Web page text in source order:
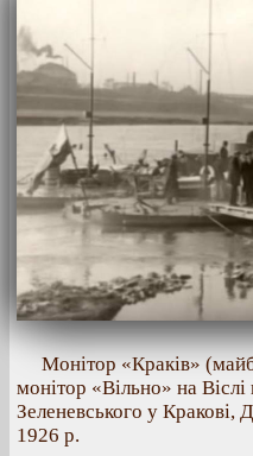
Монітор «Краків»
монітор «Вільно» на
Зеленевського у Кракові,
1926 р.